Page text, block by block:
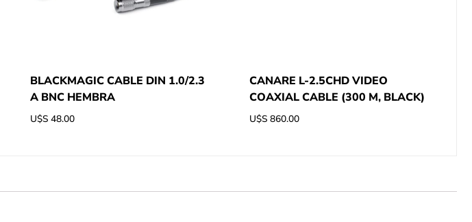
BLACKMAGIC CABLE DIN 1.0/2.3
A BNC HEMBRA
U$S 48.00
CANARE L-2.5CHD VIDEO
COAXIAL CABLE (300 M, BLACK)
U$S 860.00